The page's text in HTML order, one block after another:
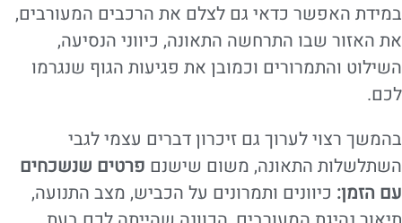
במידת האפשר כדאי גם לצלם את הרכבים המעורבים,
את האזור שבו התרחשה התאונה, כיווני הנסיעה,
השילוט והתמרורים וכמובן את פגיעות הגוף שנגרמו
לכם.
בהמשך רצוי לערוך גם זיכרון דברים עצמי לגבי
השתלשלות התאונה, משום שישנם פרטים שנשכחים
עם הזמן: כיוונים ותמרונים על הכביש, מצב התנועה,